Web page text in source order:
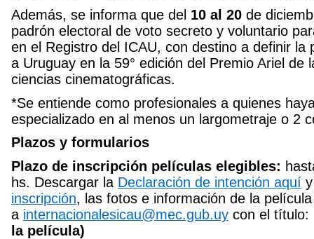
Además, se informa que del 10 al 20 de
padrón electoral de voto secreto y voluntario
en el Registro del ICAU, con destino a definir
a Uruguay en la 59° edición del Premio Ariel de
ciencias cinematográficas.
*Se entiende como profesionales a quienes
especializado en al menos un largometraje o 2
Plazos y formularios
Plazo de inscripción películas elegibles:
hs. Descargar la Declaración de intención aquí
inscripción, las fotos e información de la película
a internacionalesicau@mec.gub.uy con el título:
la película)